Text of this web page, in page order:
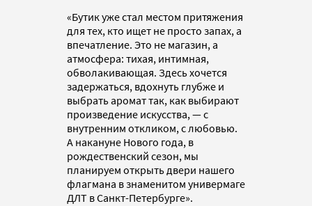
«Бутик уже стал местом притяжения
для тех, кто ищет не просто запах, а
впечатление. Это не магазин, а
атмосфера: тихая, интимная,
обволакивающая. Здесь хочется
задержаться, вдохнуть глубже и
выбрать аромат так, как выбирают
произведение искусства, — с
внутренним откликом, с любовью.
А накануне Нового года, в
рождественский сезон, мы
планируем открыть двери нашего
флагмана в знаменитом универмаге
ДЛТ в Санкт-Петербурге».